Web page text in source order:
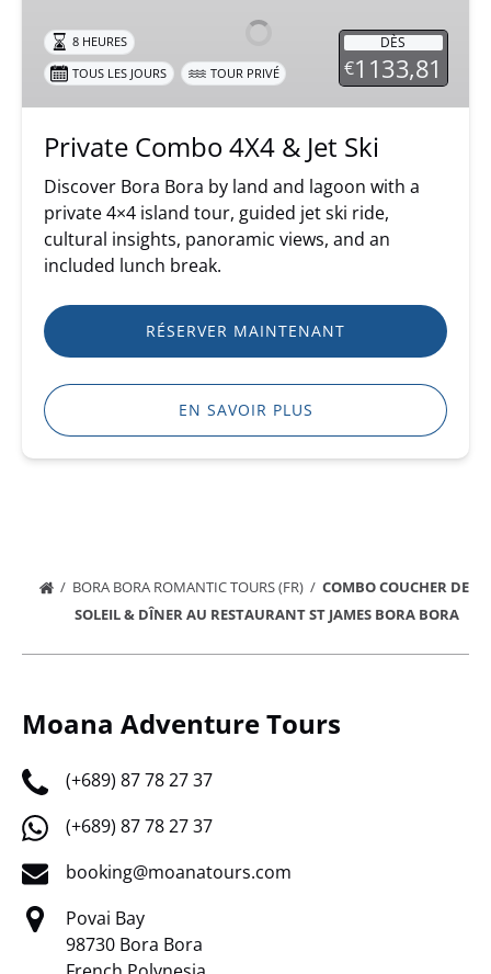
Ski
DÈS
€1133,81
8 HEURES
TOUS LES JOURS
TOUR PRIVÉ
Private Combo 4X4 & Jet Ski
Discover Bora Bora by land and lagoon with a
private 4×4 island tour, guided jet ski ride,
cultural insights, panoramic views, and an
included lunch break.
RÉSERVER MAINTENANT
EN SAVOIR PLUS
BORA BORA ROMANTIC TOURS (FR)
COMBO COUCHER DE
SOLEIL & DÎNER AU RESTAURANT ST JAMES BORA BORA
Moana Adventure Tours
(+689) 87 78 27 37
(+689) 87 78 27 37
booking@moanatours.com
Povai Bay
98730 Bora Bora